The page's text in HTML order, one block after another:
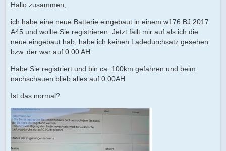
Hallo zusammen,
ich habe eine neue Batterie eingebaut in einem w176 BJ 2017
A45 und wollte Sie registrieren. Jetzt fällt mir auf als ich die
neue eingebaut hab, habe ich keinen Ladedurchsatz gesehen
bzw. der war auf 0.00 AH.
Habe Sie registriert und bin ca. 100km gefahren und beim
nachschauen blieb alles auf 0.00AH
Ist das normal?